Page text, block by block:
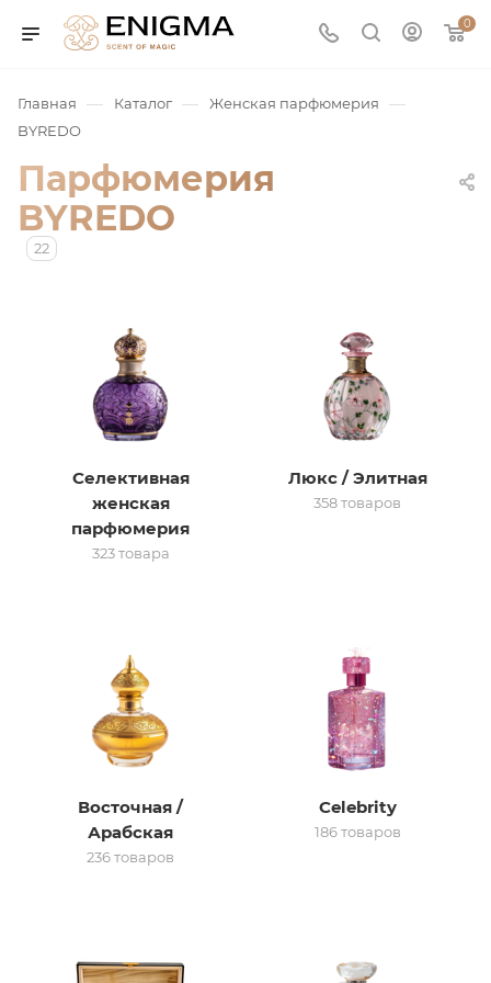
0
сертификат
Главная — Каталог — Женская парфюмерия —
BYREDO
Парфюмерия
BYREDO
22
Селективная
женская
парфюмерия
323 товара
Люкс / Элитная
358 товаров
Восточная /
Арабская
236 товаров
Celebrity
186 товаров